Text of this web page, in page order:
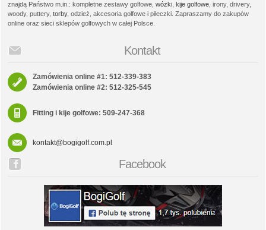
znajdą Państwo m.in.: kompletne zestawy golfowe, wózki kije golfowe , irony, drivery,
woody, puttery, torby, odzież, akcesoria golfowe i piłeczki. Zapraszamy do zakupów
online oraz sieci sklepów golfowych w całej Polsce.
Kontakt
Zamówienia online #1: 512-339-383
Zamówienia online #2: 512-325-545
Fitting i kije golfowe: 509-247-368
kontakt@bogigolf.com.pl
Facebook